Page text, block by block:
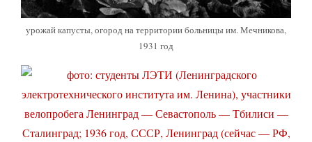
урожай капусты, огород на территории больницы им. Мечникова,
1931 год